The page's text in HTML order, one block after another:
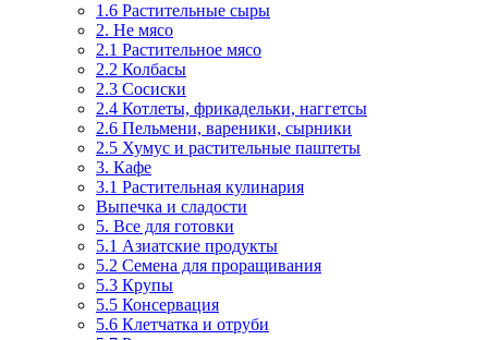
1.6 Растительные сыры
2. Не мясо
2.1 Растительное мясо
2.2 Колбасы
2.3 Сосиски
2.4 Котлеты, фрикадельки, наггетсы
2.6 Пельмени, вареники, сырники
2.5 Хумус и растительные паштеты
3. Кафе
3.1 Растительная кулинария
Выпечка и сладости
5. Все для готовки
5.1 Азиатские продукты
5.2 Семена для проращивания
5.3 Крупы
5.5 Консервация
5.6 Клетчатка и отруби